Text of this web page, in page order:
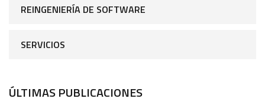
REINGENIERÍA DE SOFTWARE
SERVICIOS
ÚLTIMAS PUBLICACIONES